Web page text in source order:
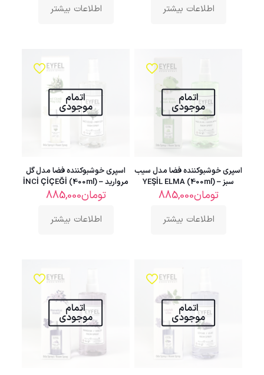
اطلاعات بیشتر اطلاعات بیشتر
اتمام
موجودی
اسپری خوشبوکننده فضا مدل سیب
سبز – YEŞİL ELMA (400ml)
تومان885,000
اطلاعات بیشتر
اتمام
موجودی
اسپری خوشبوکننده فضا مدل گل
مروارید – İNCİ ÇİÇEĞİ (400ml)
تومان885,000
اطلاعات بیشتر
اتمام
موجودی
اتمام
موجودی